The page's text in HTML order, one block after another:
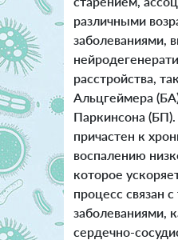
различными
заболеваниями,
расстройства,
Альцгеймера
Паркинсона
причастен к
воспалению
которое
процесс связан
заболеваниями,
сердечно-